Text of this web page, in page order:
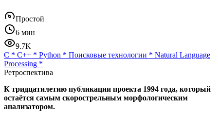
Простой
6 мин
9.7K
C * C++ * Python * Поисковые технологии * Natural Language
Processing *
Ретроспектива
К тридцатилетию публикации проекта 1994 года, который
остаётся самым скорострельным морфологическим
анализатором.